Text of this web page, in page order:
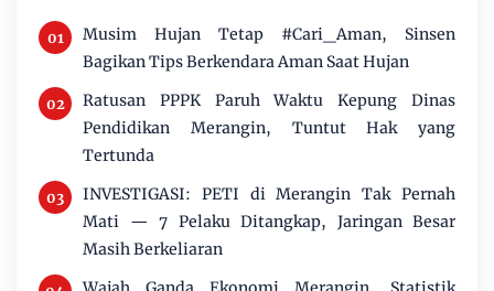
Musim Hujan Tetap #Cari_Aman, Sinsen
Bagikan Tips Berkendara Aman Saat Hujan
Ratusan PPPK Paruh Waktu Kepung Dinas
Pendidikan Merangin, Tuntut Hak yang
Tertunda
INVESTIGASI: PETI di Merangin Tak Pernah
Mati — 7 Pelaku Ditangkap, Jaringan Besar
Masih Berkeliaran